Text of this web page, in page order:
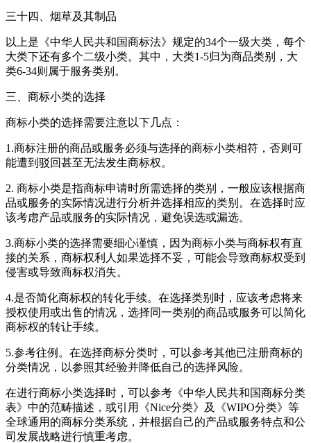
三十四、烟草及其制品
以上是《中华人民共和国商标法》规定的34个一级大类，每个
大类下还有多个二级小类。其中，大类1-5归为商品类别，大
类6-34则属于服务类别。
三、商标小类的选择
商标小类的选择需要注意以下几点：
1.商标注册的商品或服务必须与选择的商标小类相符，否则可
能遭到驳回甚至无法发生商标权。
2. 商标小类是指商标申请时所需选择的类别，一般应该根据商
品或服务的实际情况进行分析并选择相应的类别。在选择时应
该考虑产品或服务的实际情况，避免误选或漏选。
3.商标小类的选择需要细心谨慎，因为商标小类与商标权有直
接的关系，商标权利人如果选择不妥，可能会导致商标权受到
侵害或导致商标权消失。
4.是否简化商标权的转化手续。在选择类别时，应该考虑将来
授权使用或出售的情况，选择同一类别的商品或服务可以简化
商标权的转让手续。
5.参考往例。在选择商标分类时，可以参考其他已注册商标的
分类情况，以参照其经验并降低自己的选择风险。
在进行商标小类选择时，可以参考《中华人民共和国商标分类
表》中的范畴描述，或引用《Nice分类》及《WIPO分类》等
全球通用的商标分类系统，并根据自己的产品或服务特点和公
司发展战略进行慎重考虑。